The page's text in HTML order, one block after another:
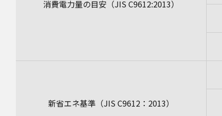
消費電力量の目安（JIS C9612:2013）
新省エネ基準（JIS C9612：2013）